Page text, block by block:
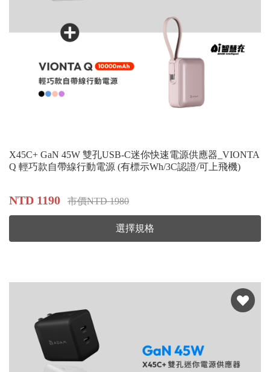
X45C+ GaN 45W 雙孔USB-C迷你快速電源供應器_VIONTA
Q 輕巧款自帶線行動電源 (有標示Wh/3C認證/可上飛機)
NTD 1190 市價NTD 1980
選擇規格